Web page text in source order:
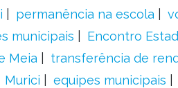
permanência na escola
municipais Encontro
Meia transferência de
Murici equipes municipais